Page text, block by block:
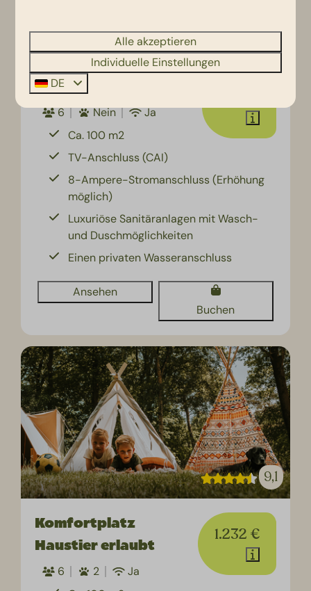
Komfortplatz
6 Nein
Ja
Ca. 100 m2
TV-Anschluss (CAI)
8-Ampere-Stromanschluss (Erhöhung
möglich)
Luxuriöse Sanitäranlagen mit Wasch-
und Duschmöglichkeiten
Einen privaten Wasseranschluss
Ansehen
Buchen
9,1
1.232 €
Komfortplatz
Haustier erlaubt
6 2
Ja
Alle akzeptieren
Individuelle Einstellungen
DE